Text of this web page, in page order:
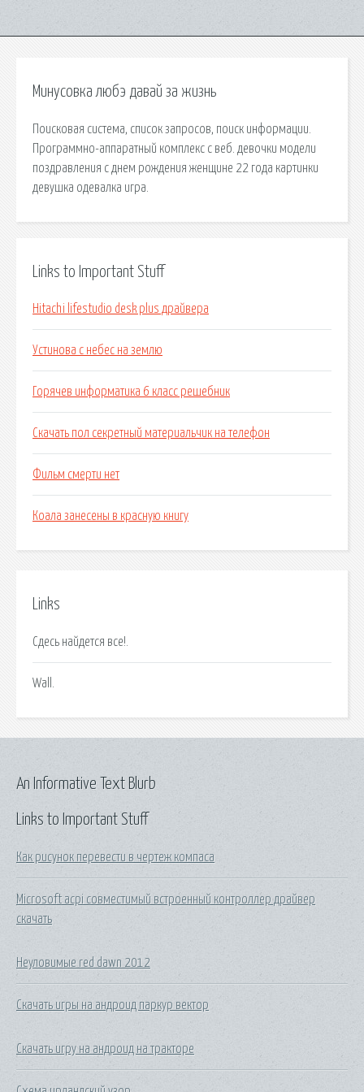
Минусовка любэ давай за жизнь
Поисковая сиcтема, список запросов, поиск информации.
Программно-аппаратный комплекс с веб. девочки модели
поздравления с днем рождения женщине 22 года картинки
девушка одевалка игра.
Links to Important Stuff
Hitachi lifestudio desk plus драйвера
Устинова с небес на землю
Горячев информатика 6 класс решебник
Скачать пол секретный материальчик на телефон
Фильм смерти нет
Коала занесены в красную книгу
Links
Сдесь найдется все!.
Wall.
Links to Important Stuff
Как рисунок перевести в чертеж компаса
Microsoft acpi совместимый встроенный контроллер драйвер
скачать
Неуловимые red dawn 2012
Скачать игры на андроид паркур вектор
Скачать игру на андроид на тракторе
An Informative Text Blurb